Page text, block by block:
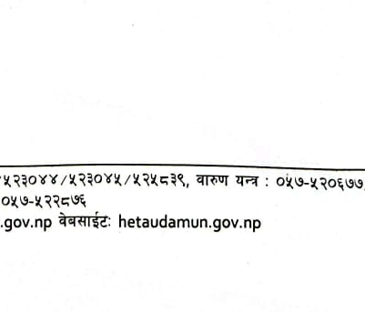
आ.व. २०८२/०८३ को वार्षिक बजेट, नीति तथा कार्यक्रम
आ.व. २०८१/०८२ को वार्षिक बजेट, नीति तथा कार्यक्रम